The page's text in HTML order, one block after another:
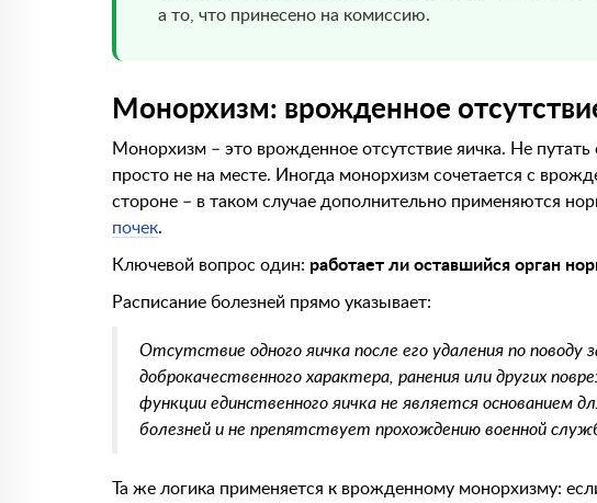
а то, что принесено на комиссию.
Монорхизм: врожденное
Монорхизм – это врожденное отсутствие яичка. Не
просто не на месте. Иногда монорхизм сочетается с
стороне – в таком случае дополнительно применяются
почек.
Ключевой вопрос один: работает ли оставшийся орган
Расписание болезней прямо указывает:
Отсутствие одного яичка после его удаления по поводу
доброкачественного характера, ранения или других
функции единственного яичка не является основанием
болезней и не препятствует прохождению военной
Та же логика применяется к врожденному монорхизму: